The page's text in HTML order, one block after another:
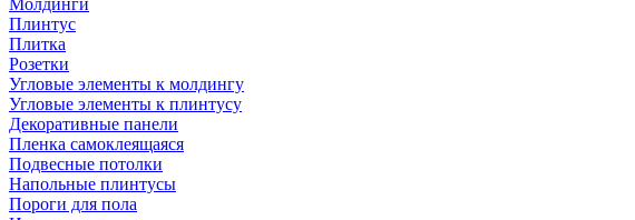
Молдинги
Плинтус
Плитка
Розетки
Угловые элементы к молдингу
Угловые элементы к плинтусу
Декоративные панели
Пленка самоклеящаяся
Подвесные потолки
Напольные плинтусы
Пороги для пола